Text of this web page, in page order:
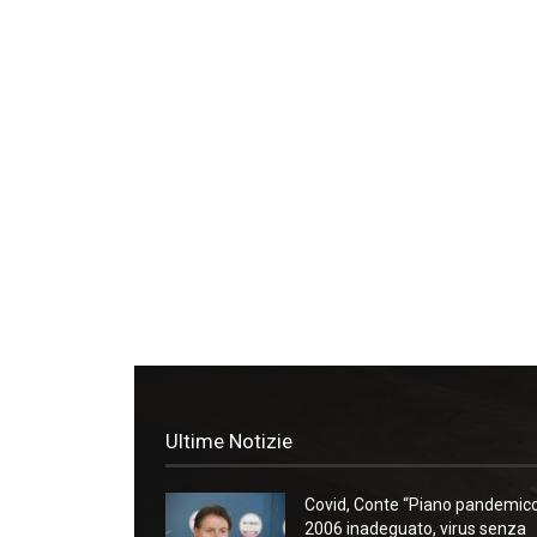
Ultime Notizie
Covid, Conte “Piano
2006 inadeguato, virus senza